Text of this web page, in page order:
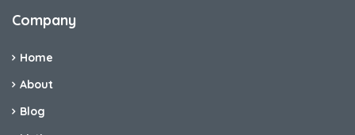
Company
Home
About
Blog